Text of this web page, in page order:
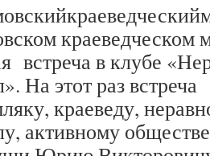
краеведческом
встреча в клубе
На этот раз
краеведу,
активному